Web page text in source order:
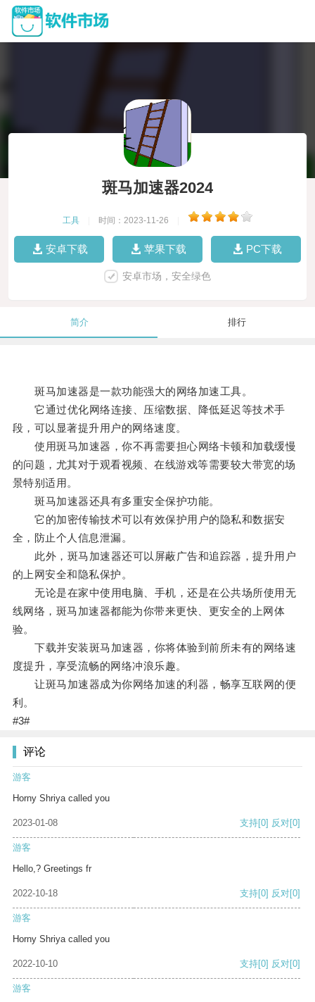
斑马加速器2024
工具 时间：2023-11-26
安卓下载 苹果下载 PC下载
安卓市场，安全绿色
简介 排行
斑马加速器是一款功能强大的网络加速工具。
它通过优化网络连接、压缩数据、降低延迟等技术手
段，可以显著提升用户的网络速度。
使用斑马加速器，你不再需要担心网络卡顿和加载缓慢
的问题，尤其对于观看视频、在线游戏等需要较大带宽的场
景特别适用。
斑马加速器还具有多重安全保护功能。
它的加密传输技术可以有效保护用户的隐私和数据安
全，防止个人信息泄漏。
此外，斑马加速器还可以屏蔽广告和追踪器，提升用户
的上网安全和隐私保护。
无论是在家中使用电脑、手机，还是在公共场所使用无
线网络，斑马加速器都能为你带来更快、更安全的上网体
验。
下载并安装斑马加速器，你将体验到前所未有的网络速
度提升，享受流畅的网络冲浪乐趣。
让斑马加速器成为你网络加速的利器，畅享互联网的便
利。
#3#
评论
游客
Horny Shriya called you
2023-01-08 支持[0] 反对[0]
游客
Hello,? Greetings fr
2022-10-18 支持[0] 反对[0]
游客
Horny Shriya called you
2022-10-10 支持[0] 反对[0]
游客